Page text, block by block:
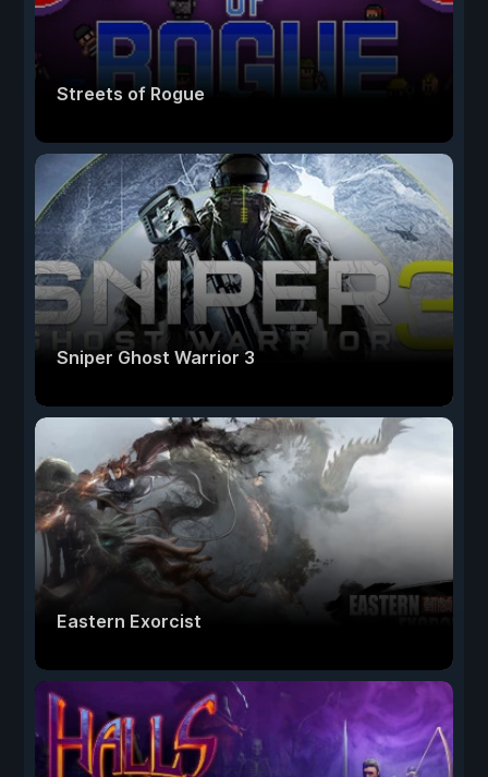
Streets of Rogue
Sniper Ghost Warrior 3
Eastern Exorcist